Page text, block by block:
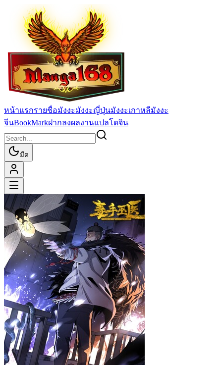
หน้าแรกรายชื่อมังงะมังงะญี่ปุ่นมังงะเกาหลีมังงะ
จีนBookMarkฝากลงผลงานแปลโดจิน
มืด